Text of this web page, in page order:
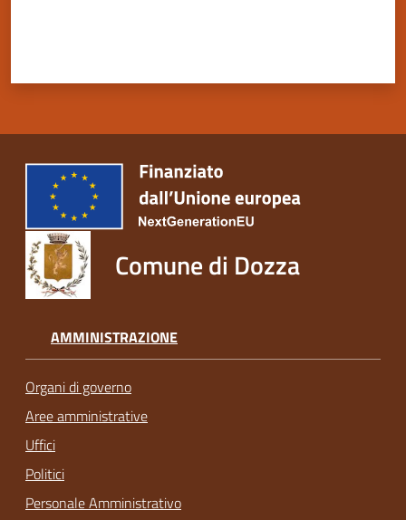
su
Comune di Dozza
AMMINISTRAZIONE
Organi di governo
Aree amministrative
Uffici
Politici
Personale Amministrativo